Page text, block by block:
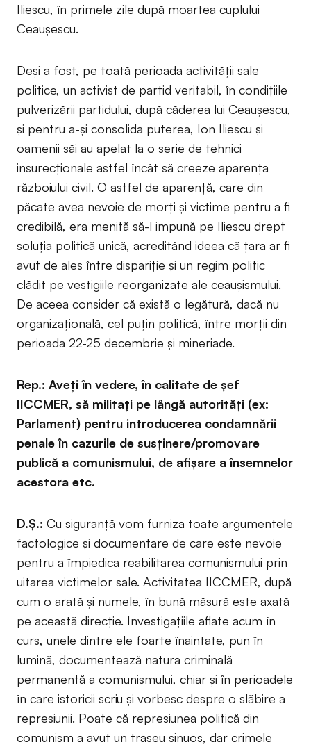
Iliescu, în primele zile după moartea cuplului
Ceaușescu.
Deși a fost, pe toată perioada activității sale
politice, un activist de partid veritabil, în condițiile
pulverizării partidului, după căderea lui Ceaușescu,
și pentru a-și consolida puterea, Ion Iliescu și
oamenii săi au apelat la o serie de tehnici
insurecționale astfel încât să creeze aparența
războiului civil. O astfel de aparență, care din
păcate avea nevoie de morți și victime pentru a fi
credibilă, era menită să-l impună pe Iliescu drept
soluția politică unică, acreditând ideea că țara ar fi
avut de ales între dispariție și un regim politic
clădit pe vestigiile reorganizate ale ceaușismului.
De aceea consider că există o legătură, dacă nu
organizațională, cel puțin politică, între morții din
perioada 22-25 decembrie și mineriade.
Rep.: Aveți în vedere, în calitate de șef
IICCMER, să militați pe lângă autorități (ex:
Parlament) pentru introducerea condamnării
penale în cazurile de susținere/promovare
publică a comunismului, de afișare a însemnelor
acestora etc.
D.Ș.: Cu siguranță vom furniza toate argumentele
factologice și documentare de care este nevoie
pentru a împiedica reabilitarea comunismului prin
uitarea victimelor sale. Activitatea IICCMER, după
cum o arată și numele, în bună măsură este axată
pe această direcție. Investigațiile aflate acum în
curs, unele dintre ele foarte înaintate, pun în
lumină, documentează natura criminală
permanentă a comunismului, chiar și în perioadele
în care istoricii scriu și vorbesc despre o slăbire a
represiunii. Poate că represiunea politică din
comunism a avut un traseu sinuos, dar crimele